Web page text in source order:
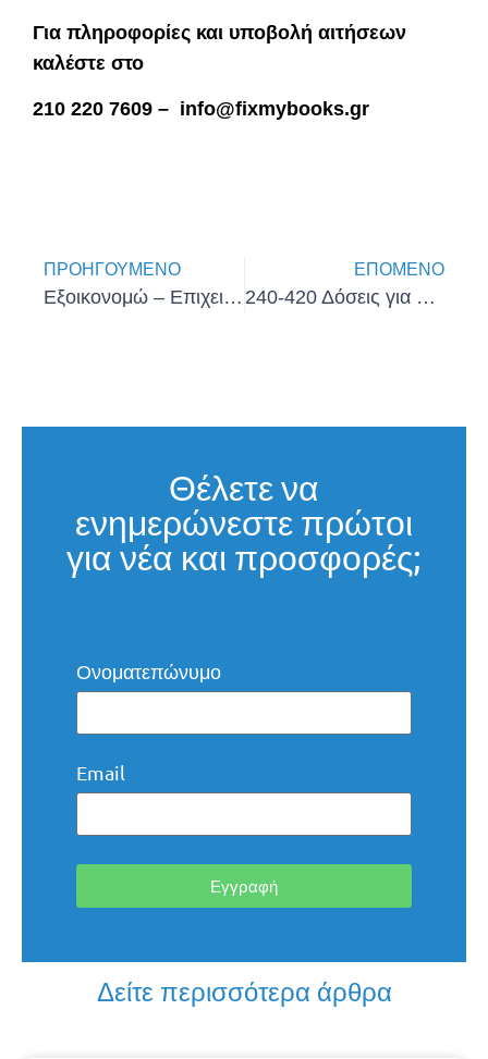
Για πληροφορίες και υποβολή αιτήσεων
καλέστε στο
210 220 7609 – info@fixmybooks.gr
ΠΡΟΗΓΟΎΜΕΝΟ
Εξοικονομώ – Επιχειρώ: Το πλήρες κείμενο του οδηγού του προγράμματος
ΕΠΌΜΕΝΟ
240-420 Δόσεις για Οφειλές σε Τράπεζες, Εφορία, Ασφαλιστικά Ταμεία
Θέλετε να
ενημερώνεστε πρώτοι
για νέα και προσφορές;
Ονοματεπώνυμο
Email
Εγγραφή
Δείτε περισσότερα άρθρα